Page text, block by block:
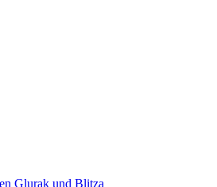
Glurak und Blitza